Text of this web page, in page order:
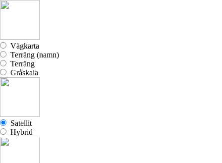
Vägkarta
Terräng (namn)
Terräng
Gråskala
Satellit
Hybrid